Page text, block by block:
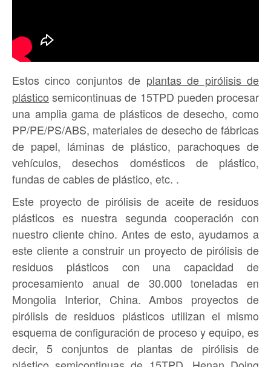
Estos cinco conjuntos de plantas de pirólisis de
plástico semicontinuas de 15TPD pueden procesar
una amplia gama de plásticos de desecho, como
PP/PE/PS/ABS, materiales de desecho de fábricas
de papel, láminas de plástico, parachoques de
vehículos, desechos domésticos de plástico,
fundas de cables de plástico, etc. .
Este proyecto de pirólisis de aceite de residuos
plásticos es nuestra segunda cooperación con
nuestro cliente chino. Antes de esto, ayudamos a
este cliente a construir un proyecto de pirólisis de
residuos plásticos con una capacidad de
procesamiento anual de 30.000 toneladas en
Mongolia Interior, China. Ambos proyectos de
pirólisis de residuos plásticos utilizan el mismo
esquema de configuración de proceso y equipo, es
decir, 5 conjuntos de plantas de pirólisis de